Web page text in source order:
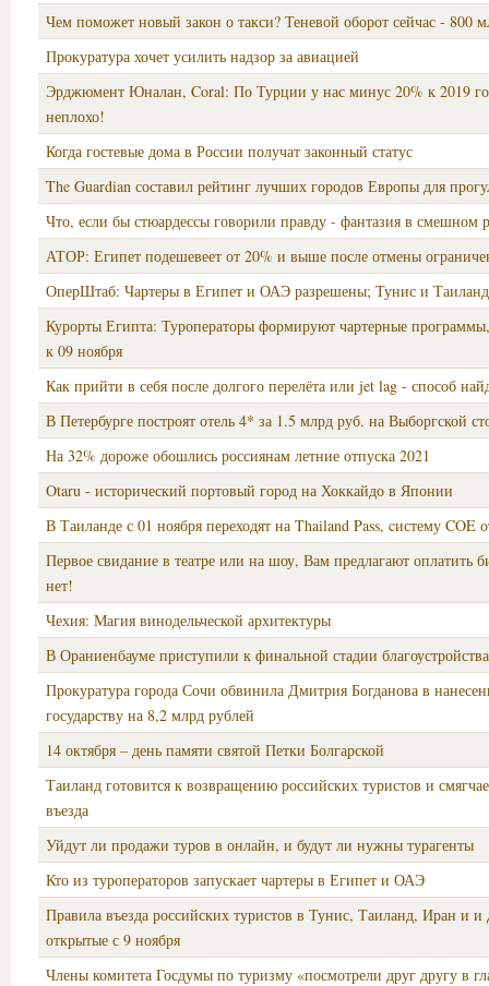
Чем поможет новый закон о такси? Теневой оборот сейчас - 800
Прокуратура хочет усилить надзор за авиацией
Эрджюмент Юналан, Coral: По Турции у нас минус 20% к 2019
неплохо!
Когда гостевые дома в России получат законный статус
The Guardian составил рейтинг лучших городов Европы для
Что, если бы стюардессы говорили правду - фантазия в смешном
АТОР: Египет подешевеет от 20% и выше после отмены
ОперШтаб: Чартеры в Египет и ОАЭ разрешены; Тунис и
Курорты Египта: Туроператоры формируют чартерные
к 09 ноября
Как прийти в себя после долгого перелёта или jet lag - способ
В Петербурге построят отель 4* за 1.5 млрд руб. на Выборгской
На 32% дороже обошлись россиянам летние отпуска 2021
Otaru - исторический портовый город на Хоккайдо в Японии
В Таиланде с 01 ноября переходят на Thailand Pass, cистему COE
Первое свидание в театре или на шоу, Вам предлагают оплатить
нет!
Чехия: Магия винодельческой архитектуры
В Ораниенбауме приступили к финальной стадии
Прокуратура города Сочи обвинила Дмитрия Богданова в
государству на 8,2 млрд рублей
14 октября – день памяти святой Петки Болгарской
Таиланд готовится к возвращению российских туристов и
въезда
Уйдут ли продажи туров в онлайн, и будут ли нужны турагенты
Кто из туроператоров запускает чартеры в Египет и ОАЭ
Правила въезда российских туристов в Тунис, Таиланд, Иран и и
открытые с 9 ноября
Члены комитета Госдумы по туризму «посмотрели друг другу в